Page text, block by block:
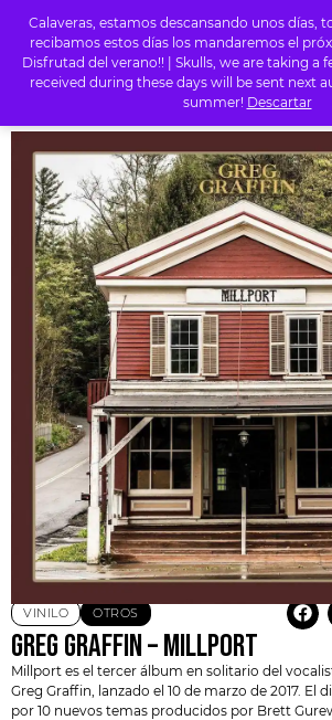
Calaveras, estamos descansando unos días,
recibamos estos días los mandaremos el
Disfrutad del verano!! | Skulls, we are taking a
received during these days will be sent next
summer! Descartar
0
/OTROS/ GREG
VINILO OTROS
GREG GRAFFIN – MILLPORT
Millport es el tercer álbum en solitario del
Greg Graffin , lanzado el 10 de marzo de 2017.
por 10 nuevos temas producidos por Brett